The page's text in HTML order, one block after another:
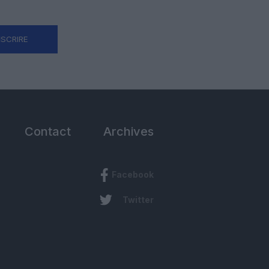
Contact Archives